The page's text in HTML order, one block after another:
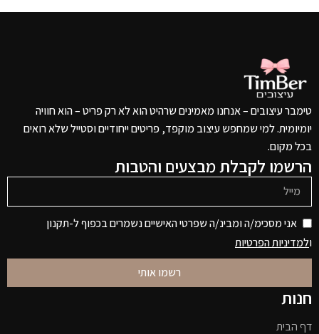
טימבר עיצובים – אנחנו מאמינים שרהיט הוא לא רק פריט – הוא חוויה
יומיומית. למי שמחפש עיצוב מוקפד, פריטים ייחודיים וסטייל שלא רואים
בכל מקום.
הרשמו לקבלת מבצעים והטבות
אני מסכימ/ה ומבינ/ה שפרטי האישיים נשמרים בכפוף ל-תקנון
ולמדיניות הפרטיות
רשמו אותי
חנות
דף הבית